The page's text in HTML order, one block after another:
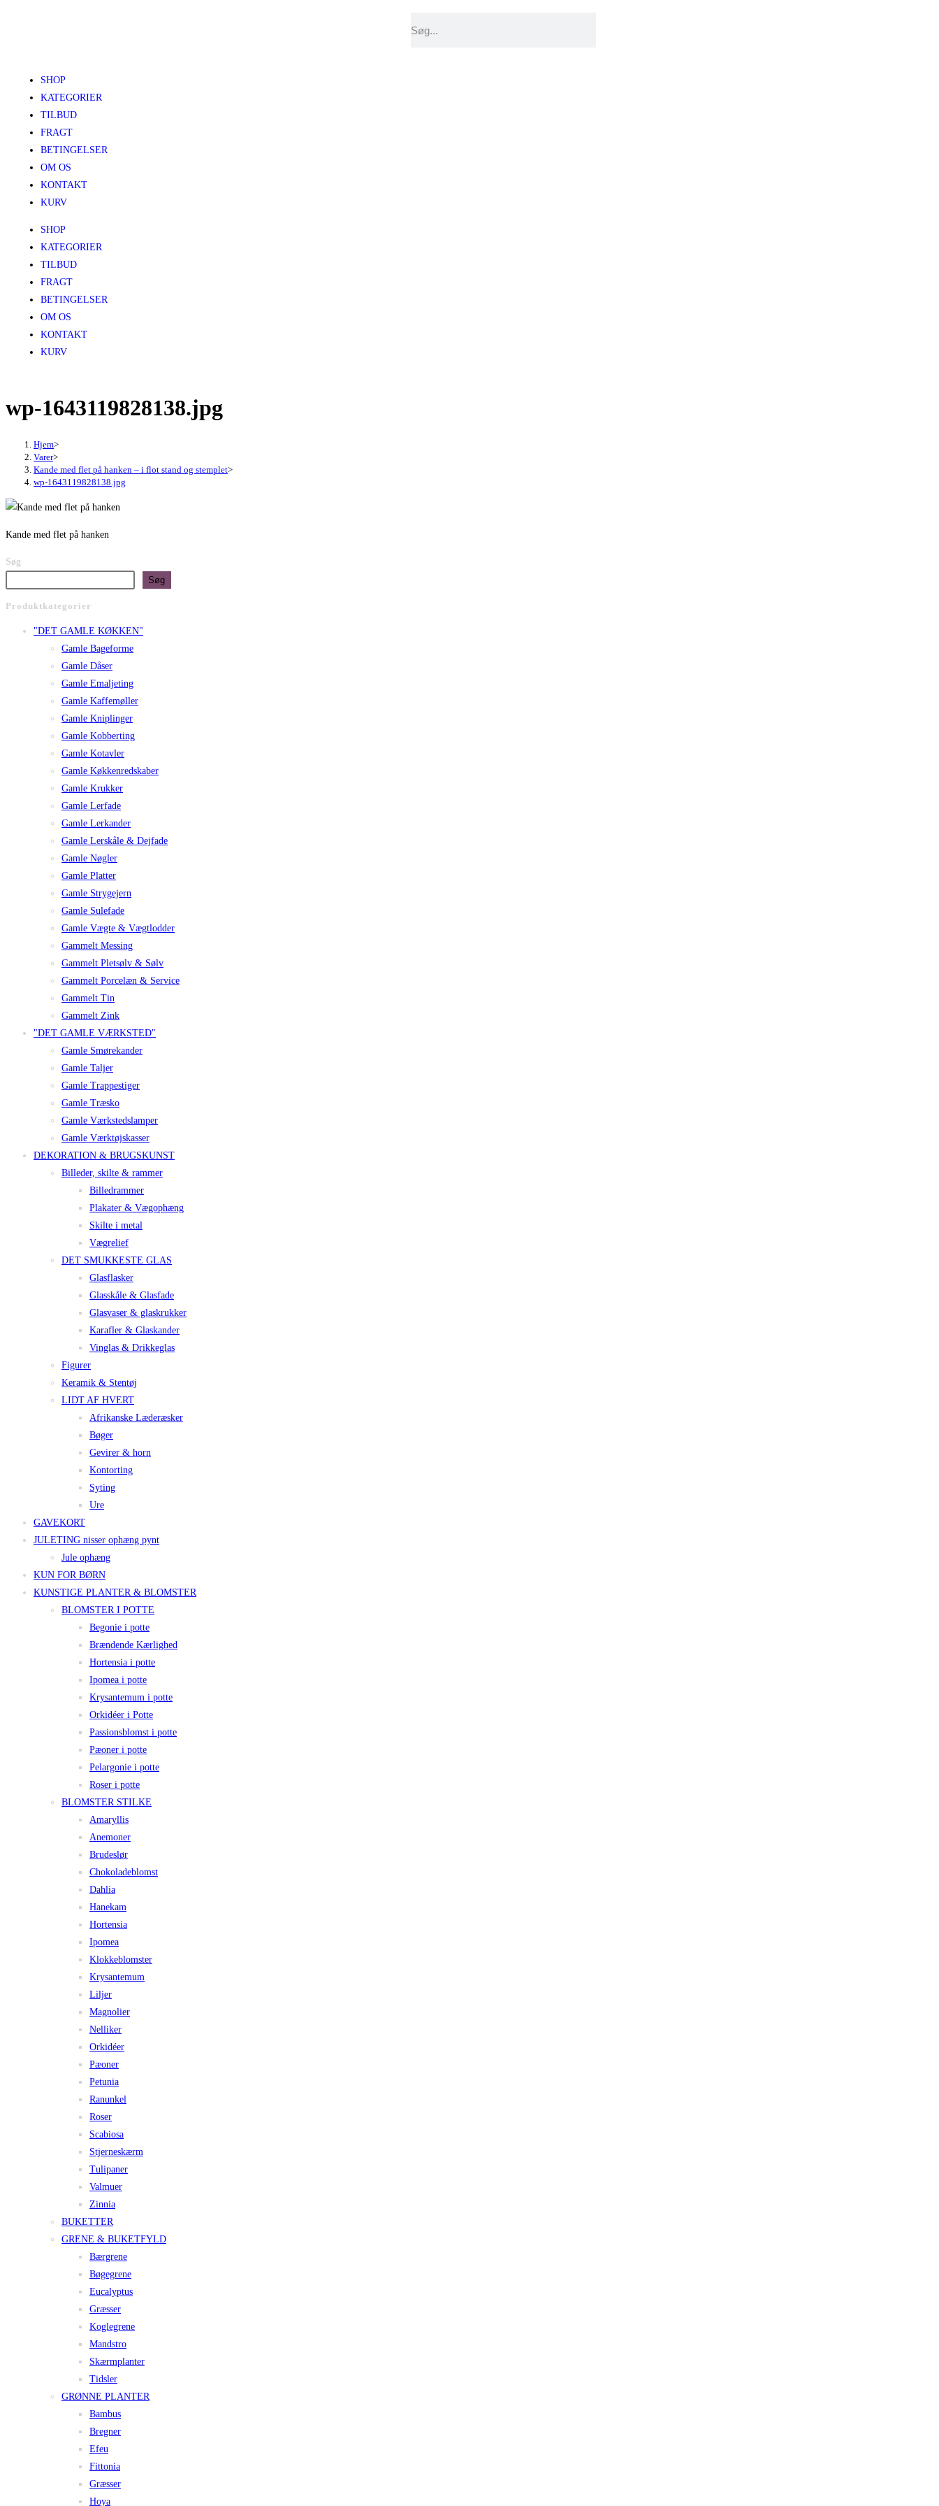
SHOP
KATEGORIER
TILBUD
FRAGT
BETINGELSER
OM OS
KONTAKT
KURV
SHOP
KATEGORIER
TILBUD
FRAGT
BETINGELSER
OM OS
KONTAKT
KURV
wp-1643119828138.jpg
Hjem>
Varer>
Kande med flet på hanken – i flot stand og stemplet>
wp-1643119828138.jpg
Kande med flet på hanken
Søg
Søg
Produktkategorier
"DET GAMLE KØKKEN"
Gamle Bageforme
Gamle Dåser
Gamle Emaljeting
Gamle Kaffemøller
Gamle Kniplinger
Gamle Kobberting
Gamle Kotavler
Gamle Køkkenredskaber
Gamle Krukker
Gamle Lerfade
Gamle Lerkander
Gamle Lerskåle & Dejfade
Gamle Nøgler
Gamle Platter
Gamle Strygejern
Gamle Sulefade
Gamle Vægte & Vægtlodder
Gammelt Messing
Gammelt Pletsølv & Sølv
Gammelt Porcelæn & Service
Gammelt Tin
Gammelt Zink
"DET GAMLE VÆRKSTED"
Gamle Smørekander
Gamle Taljer
Gamle Trappestiger
Gamle Træsko
Gamle Værkstedslamper
Gamle Værktøjskasser
DEKORATION & BRUGSKUNST
Billeder, skilte & rammer
Billedrammer
Plakater & Vægophæng
Skilte i metal
Vægrelief
DET SMUKKESTE GLAS
Glasflasker
Glasskåle & Glasfade
Glasvaser & glaskrukker
Karafler & Glaskander
Vinglas & Drikkeglas
Figurer
Keramik & Stentøj
LIDT AF HVERT
Afrikanske Læderæsker
Bøger
Gevirer & horn
Kontorting
Syting
Ure
GAVEKORT
JULETING nisser ophæng pynt
Jule ophæng
KUN FOR BØRN
KUNSTIGE PLANTER & BLOMSTER
BLOMSTER I POTTE
Begonie i potte
Brændende Kærlighed
Hortensia i potte
Ipomea i potte
Krysantemum i potte
Orkidéer i Potte
Passionsblomst i potte
Pæoner i potte
Pelargonie i potte
Roser i potte
BLOMSTER STILKE
Amaryllis
Anemoner
Brudeslør
Chokoladeblomst
Dahlia
Hanekam
Hortensia
Ipomea
Klokkeblomster
Krysantemum
Liljer
Magnolier
Nelliker
Orkidéer
Pæoner
Petunia
Ranunkel
Roser
Scabiosa
Stjerneskærm
Tulipaner
Valmuer
Zinnia
BUKETTER
GRENE & BUKETFYLD
Bærgrene
Bøgegrene
Eucalyptus
Græsser
Koglegrene
Mandstro
Skærmplanter
Tidsler
GRØNNE PLANTER
Bambus
Bregner
Efeu
Fittonia
Græsser
Hoya